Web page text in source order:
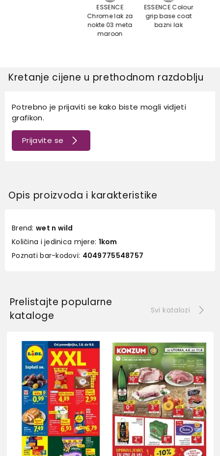
ESSENCE
Chrome lak za
nokte 03 meta
maroon
ESSENCE Colour
grip base coat
bazni lak
Kretanje cijene u prethodnom razdoblju
Potrebno je prijaviti se kako biste mogli vidjeti
grafikon.
Prijavite se
Opis proizvoda i karakteristike
Brend: wet n wild
Količina i jedinica mjere: 1kom
Poznati bar-kodovi: 4049775548757
Prelistajte popularne
kataloge
Svi katalozi